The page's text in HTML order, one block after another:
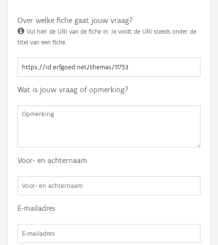
Over welke fiche gaat jouw vraag?
Vul hier de URI van de fiche in. Je vindt de URI steeds onder de
titel van een fiche.
Wat is jouw vraag of opmerking?
Voor- en achternaam
E-mailadres